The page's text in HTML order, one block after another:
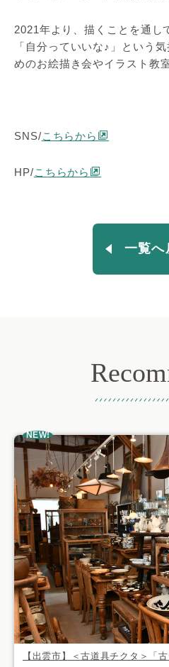
2021年より、描くことを通し
「自分っていいな♪」という
めのお絵描き会やイラスト教
SNS/こちらから
HP/こちらから
一覧へ
NEW!
【出雲市】＜古道具チクタ＞「